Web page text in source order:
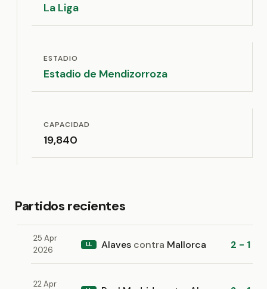
La Liga
ESTADIO
Estadio de Mendizorroza
CAPACIDAD
19,840
Partidos recientes
25 Apr
2026
LL Alaves contra Mallorca 2 - 1
22 Apr